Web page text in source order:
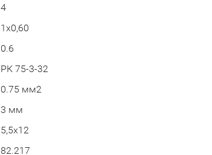
4
1х0,60
0.6
РК 75-3-32
0.75 мм2
3 мм
5,5х12
82.217